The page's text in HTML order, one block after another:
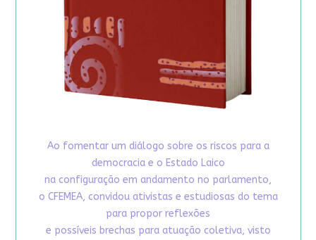
Ao fomentar um diálogo sobre os riscos para a
democracia e o Estado Laico
na configuração em andamento no parlamento,
o CFEMEA, convidou ativistas e estudiosas do tema
para propor reflexões
e possíveis brechas para atuação coletiva, visto